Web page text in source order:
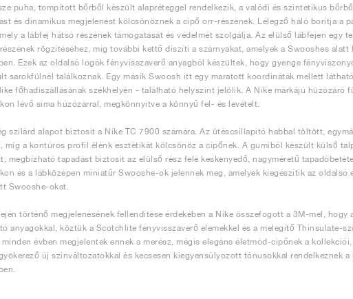
puha, tompított bőrből készült alapréteggel rendelkezik, a valódi és szintetikus
és dinamikus megjelenést kölcsönöznek a cipő orr-részének. Lélegző háló borítja a
a lábfej hátsó részének támogatását és védelmét szolgálja. Az elülső lábfejen egy
rögzítéséhez, míg további kettő díszíti a szárnyakat, amelyek a Swooshes alatt
Ezek az oldalsó logók fényvisszaverő anyagból készültek, hogy gyenge
sarokfülnél találkoznak. Egy másik Swoosh itt egy maratott koordináták mellett
főhadiszállásának székhelyén - található helyszínt jelölik. A Nike márkájú húzózáró
lévő sima húzózárral, megkönnyítve a könnyű fel- és levételt.
szilárd alapot biztosít a Nike TC 7900 számára. Az ütéscsillapító habbal töltött,
míg a kontúros profil élénk esztétikát kölcsönöz a cipőnek. A gumiból készült külső
megbízható tapadást biztosít az elülső rész felé keskenyedő, nagyméretű
és a lábközépen miniatűr Swooshe-ok jelennek meg, amelyek kiegészítik az oldalsó
Swooshe-okat.
történő megjelenésének fellendítése érdekében a Nike összefogott a 3M-mel, hogy
anyagokkal, köztük a Scotchlite fényvisszaverő elemekkel és a melegítő Thinsulate-
évben megjelentek ennek a merész, mégis elegáns életmód-cipőnek a kollekciói,
új színváltozatokkal és kecsesen kiegyensúlyozott tónusokkal rendelkeznek a